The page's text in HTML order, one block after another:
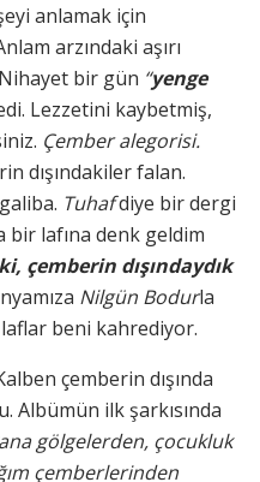
anlamak için
arzındaki aşırı
bir gün “yenge
Lezzetini kaybetmiş,
Çember alegorisi.
dışındakiler falan.
galiba. Tuhafdiye bir dergi
bir lafına denk geldim
çemberin dışındaydık
Nilgün Bodurla
beni kahrediyor.
çemberin dışında
Albümün ilk şarkısında
gölgelerden, çocukluk
çemberlerinden